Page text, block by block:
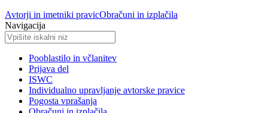
Avtorji in imetniki pravicObračuni in izplačila
Navigacija
Pooblastilo in včlanitev
Prijava del
ISWC
Individualno upravljanje avtorske pravice
Pogosta vprašanja